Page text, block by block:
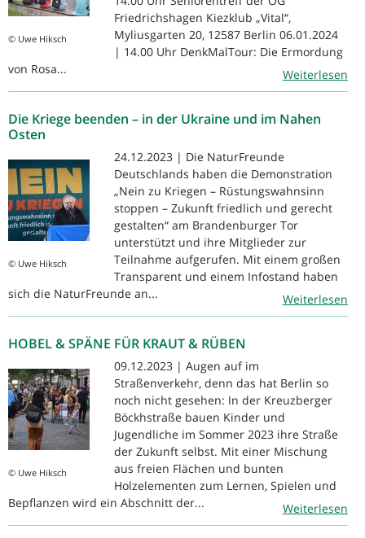
© Uwe Hiksch
Friedrichshagen Kiezklub „Vital“,
Myliusgarten 20, 12587 Berlin 06.01.2024
| 14.00 Uhr DenkMalTour: Die Ermordung
von Rosa...
Weiterlesen
Die Kriege beenden – in der Ukraine und im Nahen
Osten
© Uwe Hiksch
24.12.2023 | Die NaturFreunde
Deutschlands haben die Demonstration
„Nein zu Kriegen – Rüstungswahnsinn
stoppen – Zukunft friedlich und gerecht
gestalten“ am Brandenburger Tor
unterstützt und ihre Mitglieder zur
Teilnahme aufgerufen. Mit einem großen
Transparent und einem Infostand haben
sich die NaturFreunde an...
Weiterlesen
HOBEL & SPÄNE FÜR KRAUT & RÜBEN
© Uwe Hiksch
09.12.2023 | Augen auf im
Straßenverkehr, denn das hat Berlin so
noch nicht gesehen: In der Kreuzberger
Böckhstraße bauen Kinder und
Jugendliche im Sommer 2023 ihre Straße
der Zukunft selbst. Mit einer Mischung
aus freien Flächen und bunten
Holzelementen zum Lernen, Spielen und
Bepflanzen wird ein Abschnitt der...
Weiterlesen